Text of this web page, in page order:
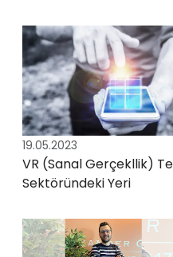
19.05.2023
VR (Sanal Gerçekllik)
Sektöründeki Yeri